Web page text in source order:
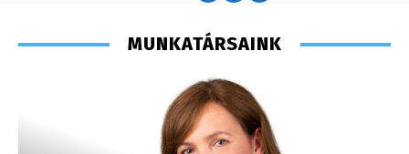
MUNKATÁRSAINK